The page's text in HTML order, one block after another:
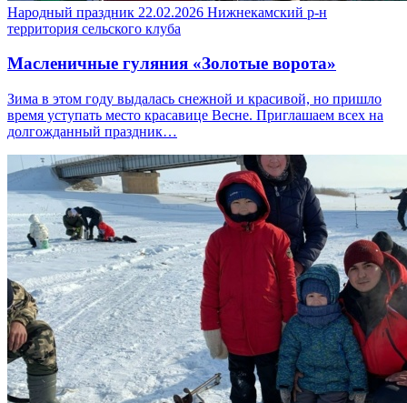
Народный праздник 22.02.2026 Нижнекамский р-н
территория сельского клуба
Масленичные гуляния «Золотые ворота»
Зима в этом году выдалась снежной и красивой, но пришло
время уступать место красавице Весне. Приглашаем всех на
долгожданный праздник…